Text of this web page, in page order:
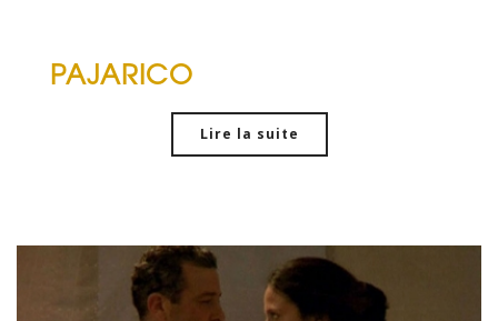
PAJARICO
Lire la suite